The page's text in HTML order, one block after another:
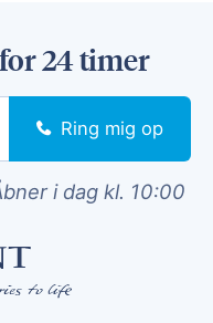
24 timer
Ring mig op
i dag kl. 10:00